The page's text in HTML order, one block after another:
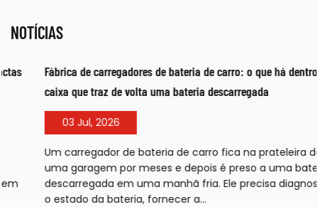
NOTÍCIAS
Fábrica de carregadores de bateria de carro: o que há dentro da
caixa que traz de volta uma bateria descarregada
03 Jul, 2026
Um carregador de bateria de carro fica na prateleira de
uma garagem por meses e depois é preso a uma bateria
descarregada em uma manhã fria. Ele precisa diagnosticar
o estado da bateria, fornecer a...